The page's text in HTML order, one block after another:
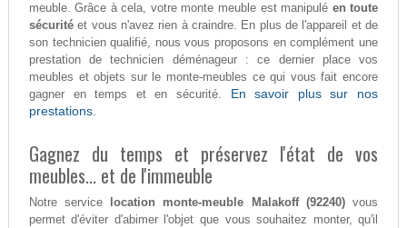
meuble. Grâce à cela, votre monte meuble est manipulé en toute
sécuritéet vous n'avez rien à craindre. En plus de l'appareil et de
son technicien qualifié, nous vous proposons en complément une
prestation de technicien déménageur : ce dernier place vos
meubles et objets sur le monte-meubles ce qui vous fait encore
gagner en temps et en sécurité. En savoir plus sur nos
prestations.
Gagnez du temps et préservez l'état de vos
meubles... et de l'immeuble
Notre service location monte-meuble Malakoff (92240)vous
permet d'éviter d'abimer l'objet que vous souhaitez monter, qu'il